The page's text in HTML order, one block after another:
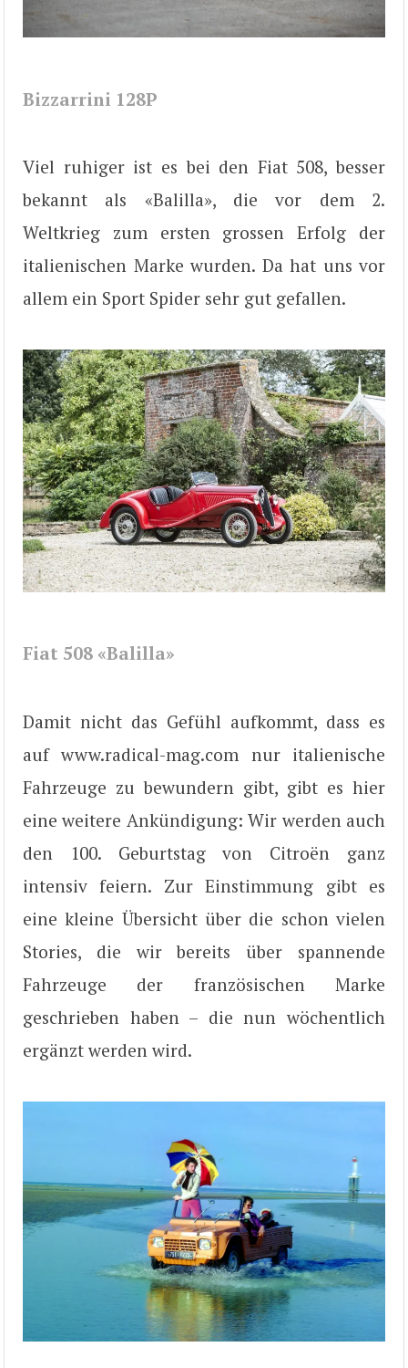
Bizzarrini 128P
Viel ruhiger ist es bei den Fiat 508, besser
bekannt als «Balilla», die vor dem 2.
Weltkrieg zum ersten grossen Erfolg der
italienischen Marke wurden. Da hat uns vor
allem ein Sport Spider sehr gut gefallen.
Fiat 508 «Balilla»
Damit nicht das Gefühl aufkommt, dass es
auf www.radical-mag.com nur italienische
Fahrzeuge zu bewundern gibt, gibt es hier
eine weitere Ankündigung: Wir werden auch
den 100. Geburtstag von Citroën ganz
intensiv feiern. Zur Einstimmung gibt es
eine kleine Übersicht über die schon vielen
Stories, die wir bereits über spannende
Fahrzeuge der französischen Marke
geschrieben haben – die nun wöchentlich
ergänzt werden wird.